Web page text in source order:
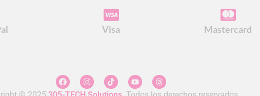
Visa Mastercard